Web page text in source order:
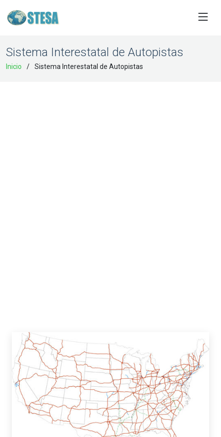
Sistema Interestatal de Autopistas
Inicio Sistema Interestatal de Autopistas